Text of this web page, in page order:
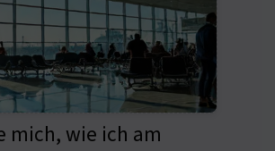
mich, wie ich am